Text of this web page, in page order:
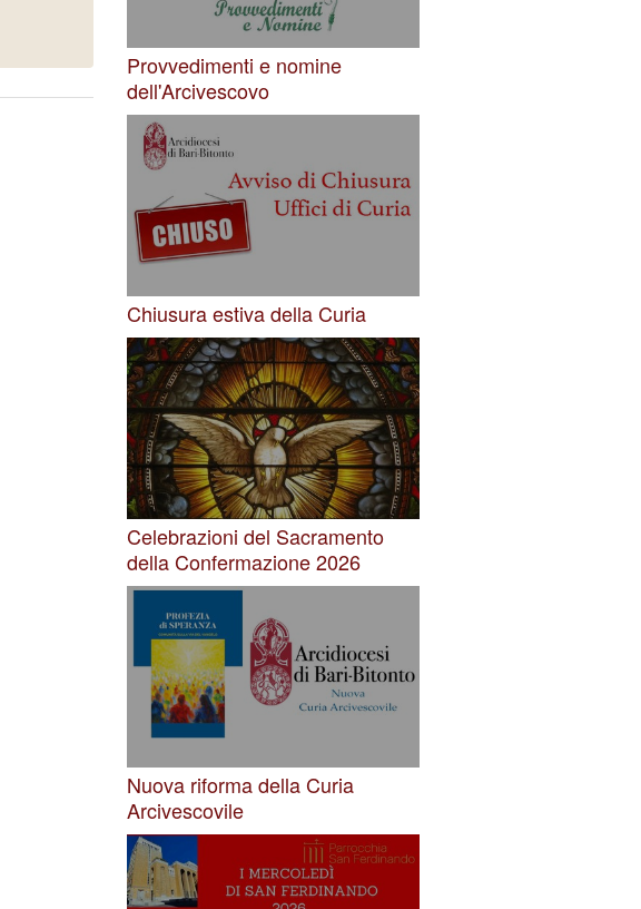
Provvedimenti e nomine
dell'Arcivescovo
Chiusura estiva della Curia
Celebrazioni del Sacramento
della Confermazione 2026
Nuova riforma della Curia
Arcivescovile